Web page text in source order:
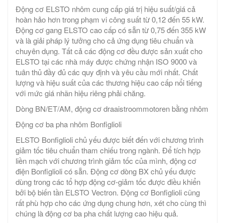
Động cơ ELSTO nhôm cung cấp giá trị hiệu suất/giá cả
hoàn hảo hơn trong phạm vi công suất từ ​​0,12 đến 55 kW.
Động cơ gang ELSTO cao cấp có sẵn từ 0,75 đến 355 kW
và là giải pháp lý tưởng cho cả ứng dụng tiêu chuẩn và
chuyên dụng. Tất cả các động cơ đều được sản xuất cho
ELSTO tại các nhà máy được chứng nhận ISO 9000 và
tuân thủ đầy đủ các quy định và yêu cầu mới nhất. Chất
lượng và hiệu suất của các thương hiệu cao cấp nổi tiếng
với mức giá nhãn hiệu riêng phải chăng.
Dòng BN/ET/AM, động cơ draaistroommotoren bằng nhôm
Động cơ ba pha nhôm Bonfiglioli
ELSTO Bonfiglioli chủ yếu được biết đến với chương trình
giảm tốc tiêu chuẩn tham chiếu trong ngành. Để tích hợp
liền mạch với chương trình giảm tốc của mình, động cơ
điện Bonfiglioli có sẵn. Động cơ dòng BX chủ yếu được
dùng trong các tổ hợp động cơ-giảm tốc được điều khiển
bởi bộ biến tần ELSTO Vectron. Động cơ Bonfiglioli cũng
rất phù hợp cho các ứng dụng chung hơn, xét cho cùng thì
chúng là động cơ ba pha chất lượng cao hiệu quả.